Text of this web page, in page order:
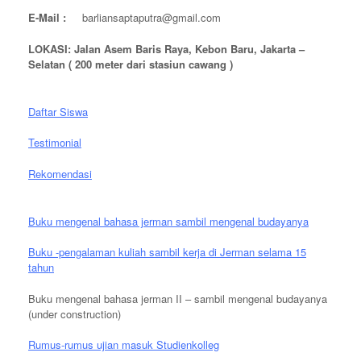
E-Mail : barliansaptaputra@gmail.com
LOKASI: Jalan Asem Baris Raya, Kebon Baru, Jakarta –
Selatan ( 200 meter dari stasiun cawang )
Daftar Siswa
Testimonial
Rekomendasi
Buku mengenal bahasa jerman sambil mengenal budayanya
Buku -pengalaman kuliah sambil kerja di Jerman selama 15
tahun
Buku mengenal bahasa jerman II – sambil mengenal budayanya
(under construction)
Rumus-rumus ujian masuk Studienkolleg